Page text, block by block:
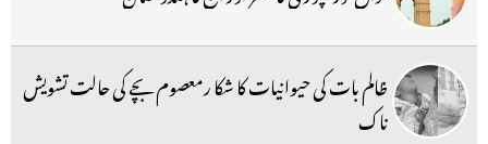
ظالم بات کی حیوانیات کا شکا رمعصوم بچے کی حالت تشویش
ناک